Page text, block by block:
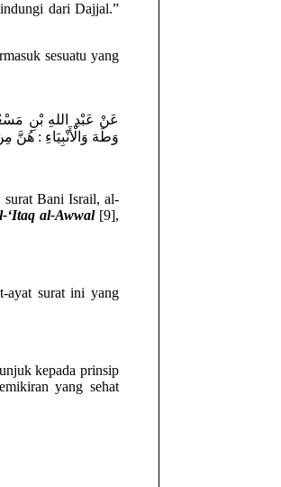
dari Dajjal.”
sesuatu yang
عَنْ عَبْدِ اللهِ بْنِ
وَطَهَ وَالْأَنْبِيَاءِ : هُنَّ
‘Itaq al-Awwal[9],
ayat surat ini yang
kepada prinsip
yang sehat